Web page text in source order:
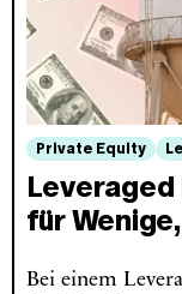
Private Equity
Leveraged
für
Bei einem